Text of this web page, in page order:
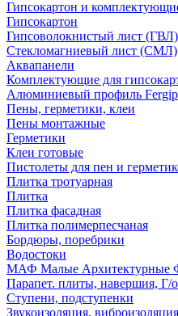
Гипсокартон и
Гипсокартон
Гипсоволокнистый лист (ГВЛ)
Стекломагниевый лист (СМЛ)
Аквапанели
Комплектующие для
Алюминиевый профиль
Пены, герметики, клеи
Пены монтажные
Герметики
Клеи готовые
Пистолеты для пен и
Плитка тротуарная
Плитка
Плитка фасадная
Плитка полимерпесчаная
Бордюры, поребрики
Водостоки
МАФ Малые Архитектурные
Парапет. плиты, навершия, Г/
Ступени, подступенки
Звукоизоляция,